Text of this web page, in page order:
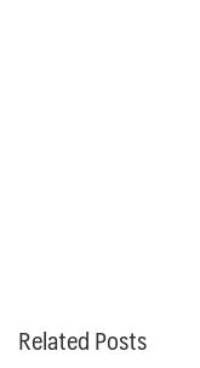
Related Posts